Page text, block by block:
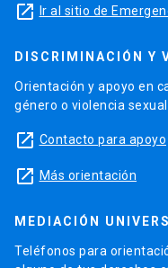
launch Ir al sitio de
DISCRIMINACIÓN Y
Orientación y apoyo en
género o violencia
launch Contacto para apoyo
launch Más orientación
MEDIACIÓN
Teléfonos para